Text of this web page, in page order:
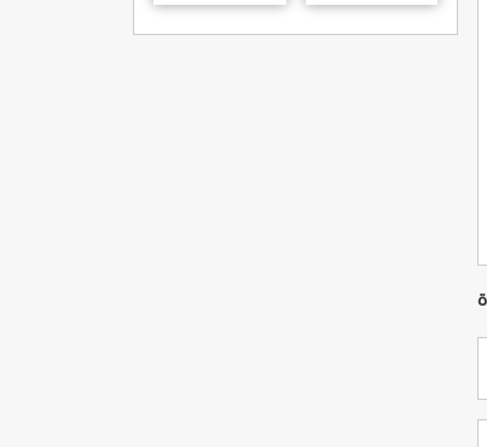
ازمير .. مطعم
بجدران متحف
ولاية ايدن .. من
اعاجيب الطبيعة